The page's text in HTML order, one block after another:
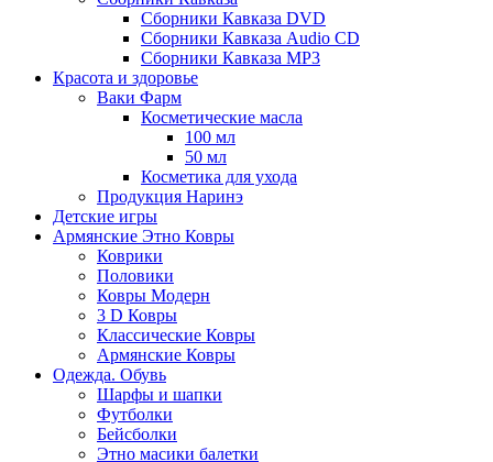
Сборники Кавказа DVD
Сборники Кавказа Audio CD
Сборники Кавказа MP3
Красота и здоровье
Ваки Фарм
Косметические масла
100 мл
50 мл
Косметика для ухода
Продукция Наринэ
Детские игры
Армянские Этно Ковры
Коврики
Половики
Ковры Модерн
3 D Ковры
Классические Ковры
Армянские Ковры
Одежда. Обувь
Шарфы и шапки
Футболки
Бейсболки
Этно масики балетки